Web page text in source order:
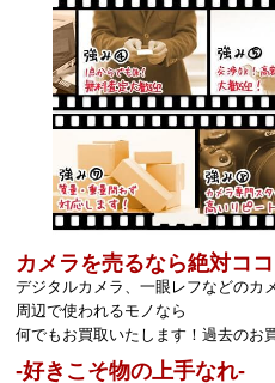
カメラを売るなら絶対ココ
デジタルカメラ、一眼レフなどのカ
周辺で使われるモノなら
何でもお買取いたします！過去のお
‐好きこそ物の上手なれ‐